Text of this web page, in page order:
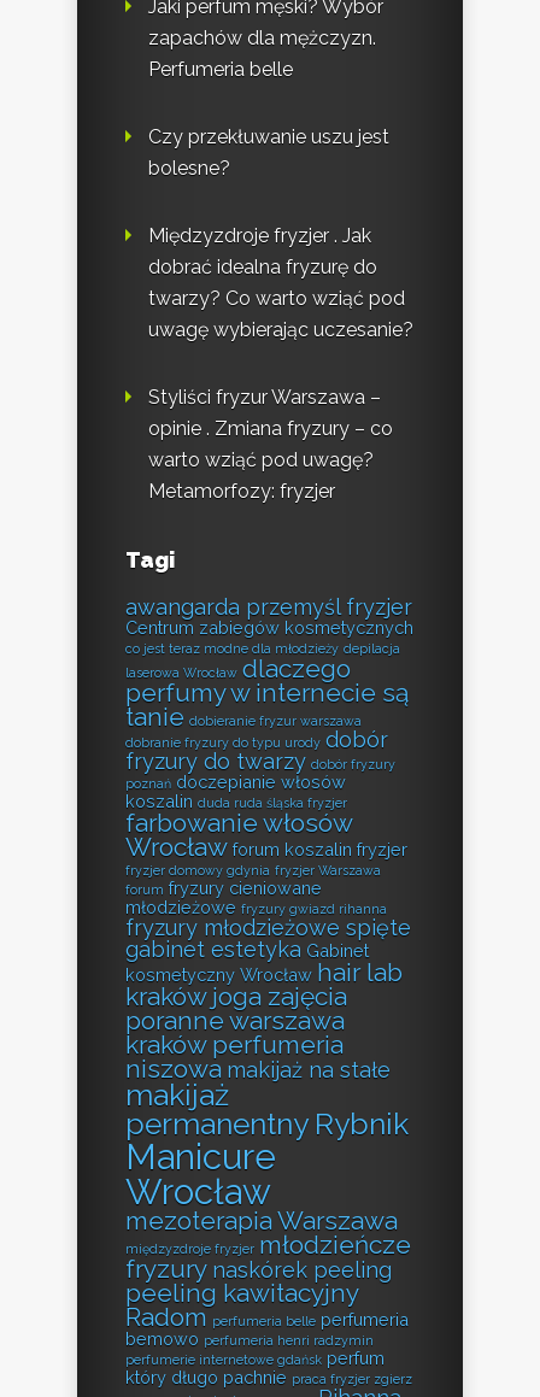
Jaki perfum męski? Wybór
zapachów dla mężczyzn.
Perfumeria belle
Czy przekłuwanie uszu jest
bolesne?
Międzyzdroje fryzjer . Jak
dobrać idealna fryzurę do
twarzy? Co warto wziąć pod
uwagę wybierając uczesanie?
Styliści fryzur Warszawa –
opinie . Zmiana fryzury – co
warto wziąć pod uwagę?
Metamorfozy: fryzjer
Tagi
awangarda przemyśl fryzjer
Centrum zabiegów kosmetycznych
co jest teraz modne dla młodzieży depilacja
laserowa Wrocław dlaczego
perfumy w internecie są
tanie dobieranie fryzur warszawa
dobranie fryzury do typu urody dobór
fryzury do twarzy dobór fryzury
poznań doczepianie włosów
koszalin duda ruda śląska fryzjer
farbowanie włosów
Wrocław forum koszalin fryzjer
fryzjer domowy gdynia fryzjer Warszawa
forum fryzury cieniowane
młodzieżowe fryzury gwiazd rihanna
fryzury młodzieżowe spięte
gabinet estetyka Gabinet
kosmetyczny Wrocław hair lab
kraków joga zajęcia
poranne warszawa
kraków perfumeria
niszowa makijaż na stałe
makijaż
permanentny Rybnik
Manicure
Wrocław
mezoterapia Warszawa
międzyzdroje fryzjer młodzieńcze
fryzury naskórek peeling
peeling kawitacyjny
Radom perfumeria belle perfumeria
bemowo perfumeria henri radzymin
perfumerie internetowe gdańsk perfum
który długo pachnie praca fryzjer zgierz